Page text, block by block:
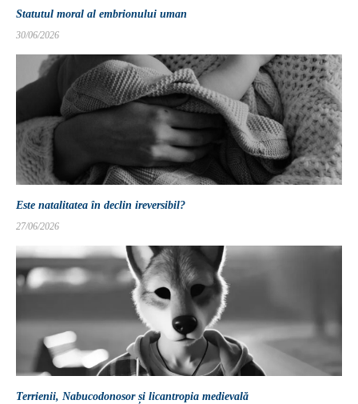
Statutul moral al embrionului uman
30/06/2026
Este natalitatea în declin ireversibil?
27/06/2026
Terrienii, Nabucodonosor și licantropia medievală